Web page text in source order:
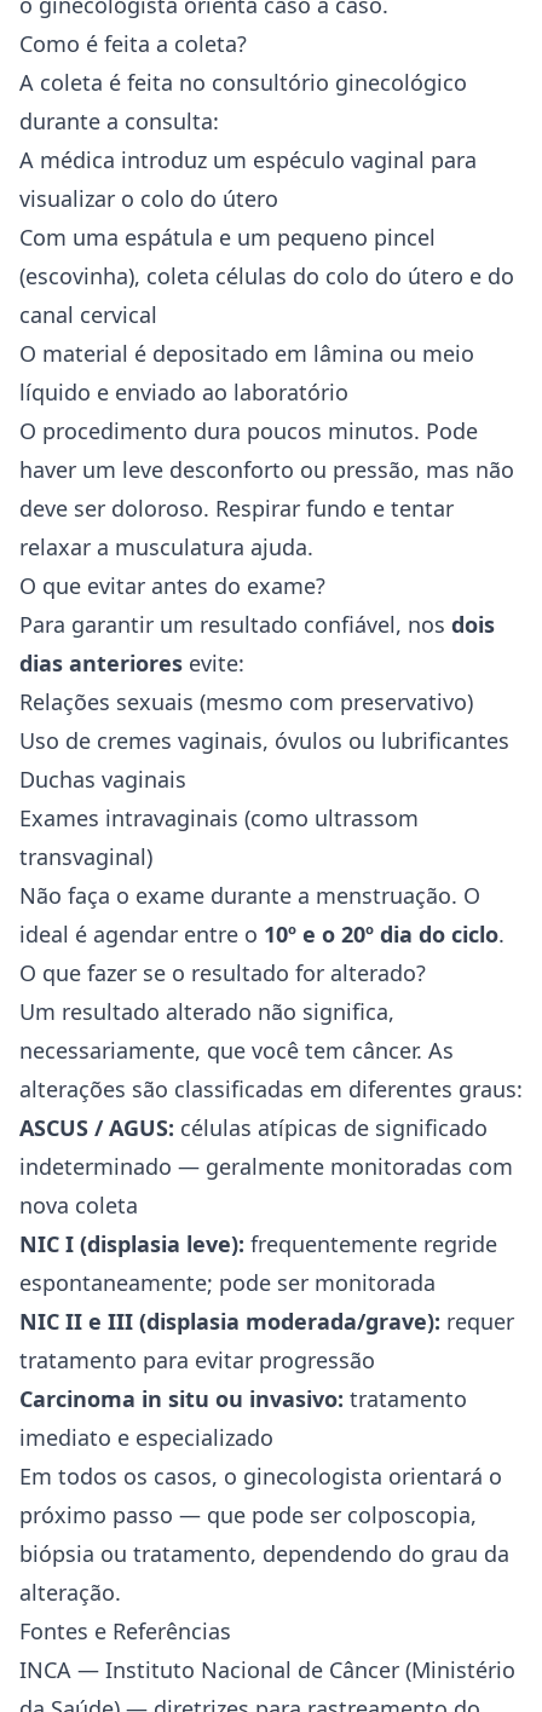
Como é feita a coleta?
A coleta é feita no consultório ginecológico
durante a consulta:
A médica introduz um espéculo vaginal para
visualizar o colo do útero
Com uma espátula e um pequeno pincel
(escovinha), coleta células do colo do útero e do
canal cervical
O material é depositado em lâmina ou meio
líquido e enviado ao laboratório
O procedimento dura poucos minutos. Pode
haver um leve desconforto ou pressão, mas não
deve ser doloroso. Respirar fundo e tentar
relaxar a musculatura ajuda.
O que evitar antes do exame?
Para garantir um resultado confiável, nos dois
dias anteriores evite:
Relações sexuais (mesmo com preservativo)
Uso de cremes vaginais, óvulos ou lubrificantes
Duchas vaginais
Exames intravaginais (como ultrassom
transvaginal)
Não faça o exame durante a menstruação. O
ideal é agendar entre o 10º e o 20º dia do ciclo.
O que fazer se o resultado for alterado?
Um resultado alterado não significa,
necessariamente, que você tem câncer. As
alterações são classificadas em diferentes graus:
ASCUS / AGUS: células atípicas de significado
indeterminado — geralmente monitoradas com
nova coleta
NIC I (displasia leve): frequentemente regride
espontaneamente; pode ser monitorada
NIC II e III (displasia moderada/grave): requer
tratamento para evitar progressão
Carcinoma in situ ou invasivo: tratamento
imediato e especializado
Em todos os casos, o ginecologista orientará o
próximo passo — que pode ser colposcopia,
biópsia ou tratamento, dependendo do grau da
alteração.
Fontes e Referências
INCA — Instituto Nacional de Câncer (Ministério